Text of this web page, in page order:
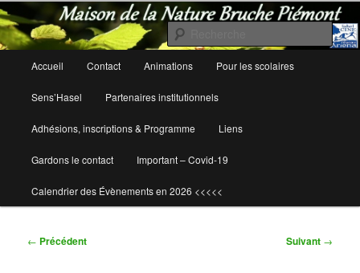
Aller
principal
Aller
secondaire
Accueil Contact Animations Pour les scolaires
Sens’Hasel Partenaires institutionnels
Adhésions, inscriptions & Programme Liens
Gardons le contact Important – Covid-19
Calendrier des Évènements en 2026 <<<<<
Navigation
← Précédent Suivant →